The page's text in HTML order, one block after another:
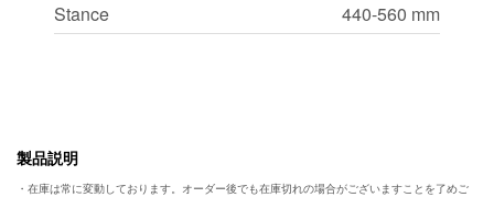
Stance
440-560 mm
製品説明
・在庫は常に変動しております。オーダー後でも在庫切れの場合がございますことを了めご